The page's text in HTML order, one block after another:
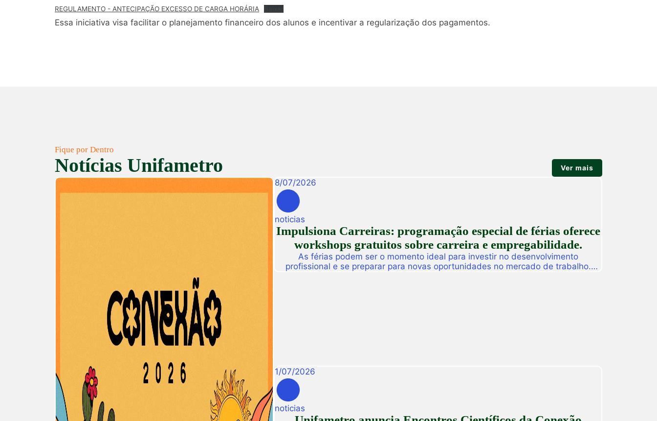
REGULAMENTO - ANTECIPAÇÃO EXCESSO DE CARGA HORÁRIA
Essa iniciativa visa facilitar o planejamento financeiro dos alunos e incentivar a regularização dos pagamentos.
Fique por Dentro
Notícias Unifametro Ver mais
8/07/2026
noticias
Impulsiona Carreiras: programação especial de férias oferece
workshops gratuitos sobre carreira e empregabilidade.
As férias podem ser o momento ideal para investir no desenvolvimento
profissional e se preparar para novas oportunidades no mercado de trabalho.
1/07/2026
noticias